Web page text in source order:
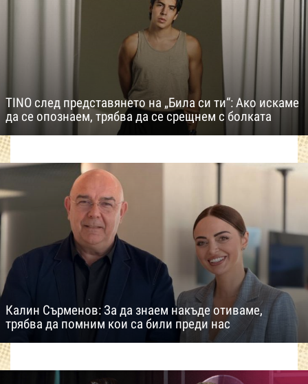
TINO след представянето на „Била си ти“: Ако искаме
да се опознаем, трябва да се срещнем с болката
Калин Сърменов: За да знаем накъде отиваме,
трябва да помним кои са били преди нас